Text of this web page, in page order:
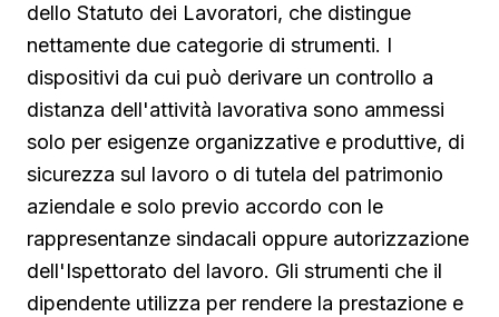
dello Statuto dei Lavoratori, che distingue
nettamente due categorie di strumenti. I
dispositivi da cui può derivare un controllo a
distanza dell'attività lavorativa sono ammessi
solo per esigenze organizzative e produttive, di
sicurezza sul lavoro o di tutela del patrimonio
aziendale e solo previo accordo con le
rappresentanze sindacali oppure autorizzazione
dell'Ispettorato del lavoro. Gli strumenti che il
dipendente utilizza per rendere la prestazione e